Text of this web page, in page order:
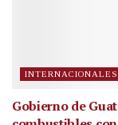
INTERNACIONALES
Gobierno de